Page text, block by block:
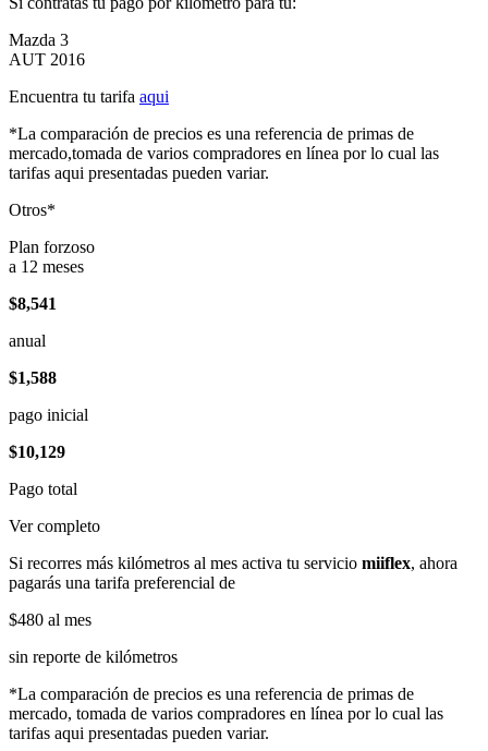
Mazda 3
AUT 2016
Encuentra tu tarifa aqui
*La comparación de precios es una referencia de primas de
mercado,tomada de varios compradores en línea por lo cual las
tarifas aqui presentadas pueden variar.
Otros*
Plan forzoso
a 12 meses
$8,541
anual
$1,588
pago inicial
$10,129
Pago total
Ver completo
Si recorres más kilómetros al mes activa tu servicio miiflex, ahora
pagarás una tarifa preferencial de
$480 al mes
sin reporte de kilómetros
*La comparación de precios es una referencia de primas de
mercado, tomada de varios compradores en línea por lo cual las
tarifas aqui presentadas pueden variar.